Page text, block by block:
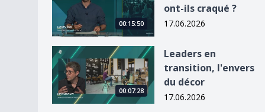
00:15:50
ont-ils craqué ?
17.06.2026
Leaders en transition, l&#039;envers du décor
00:07:28
Leaders en
transition, l'envers
du décor
17.06.2026